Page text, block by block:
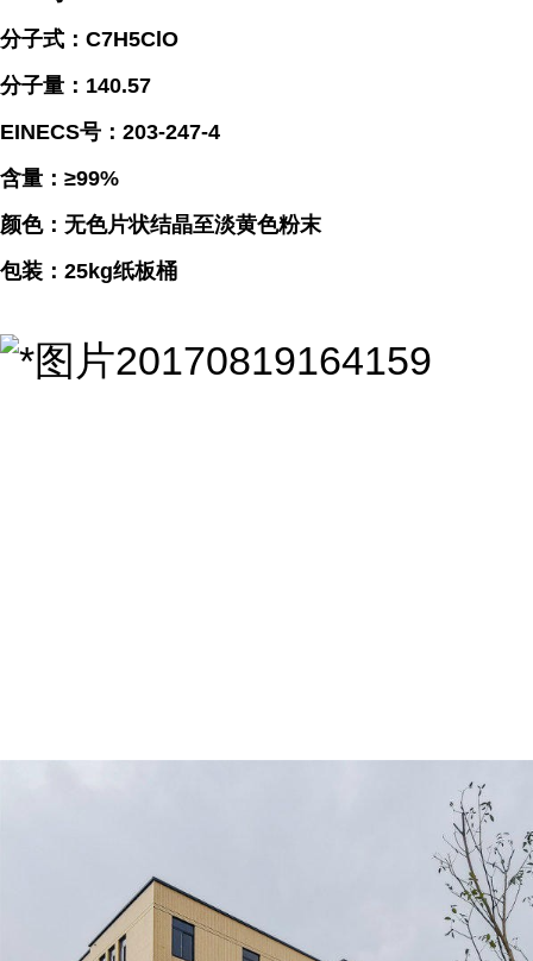
分子式：C7H5ClO
分子量：140.57
EINECS号：203-247-4
含量：≥99%
颜色：无色片状结晶至淡黄色粉末
包装：25kg纸板桶